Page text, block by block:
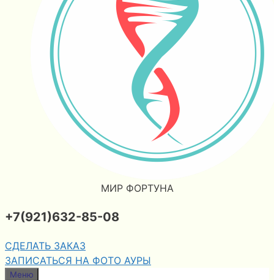
МИР ФОРТУНА
+7(921)632-85-08
СДЕЛАТЬ ЗАКАЗ
ЗАПИСАТЬСЯ НА ФОТО АУРЫ
Меню